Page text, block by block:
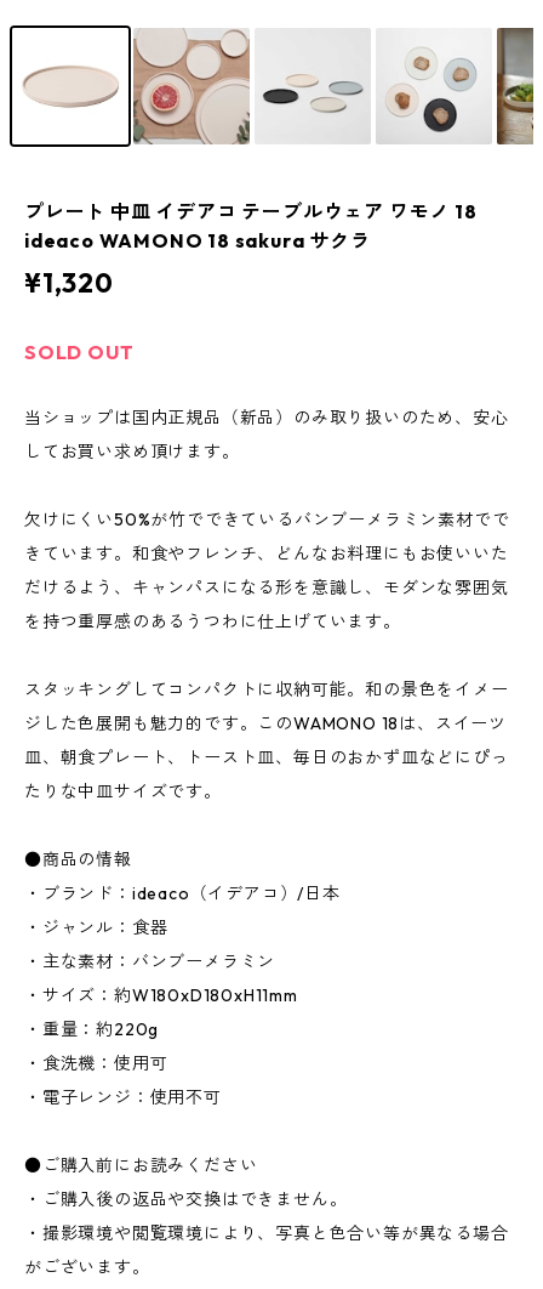
プレート 中皿 イデアコ テーブルウェア ワモノ 18
ideaco WAMONO 18 sakura サクラ
¥1,320
SOLD OUT
当ショップは国内正規品（新品）のみ取り扱いのため、安心
してお買い求め頂けます。
欠けにくい50%が竹でできているバンブーメラミン素材でで
きています。和食やフレンチ、どんなお料理にもお使いいた
だけるよう、キャンパスになる形を意識し、モダンな雰囲気
を持つ重厚感のあるうつわに仕上げています。
スタッキングしてコンパクトに収納可能。和の景色をイメー
ジした色展開も魅力的です。このWAMONO 18は、スイーツ
皿、朝食プレート、トースト皿、毎日のおかず皿などにぴっ
たりな中皿サイズです。
●商品の情報
・ブランド：ideaco（イデアコ）/日本
・ジャンル：食器
・主な素材：バンブーメラミン
・サイズ：約W180xD180xH11mm
・重量：約220g
・食洗機：使用可
・電子レンジ：使用不可
●ご購入前にお読みください
・ご購入後の返品や交換はできません。
・撮影環境や閲覧環境により、写真と色合い等が異なる場合
がございます。